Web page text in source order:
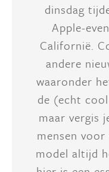
dinsdag
Apple-
Californië.
andere
waaronder
de (echt
maar vergis
mensen
model altijd